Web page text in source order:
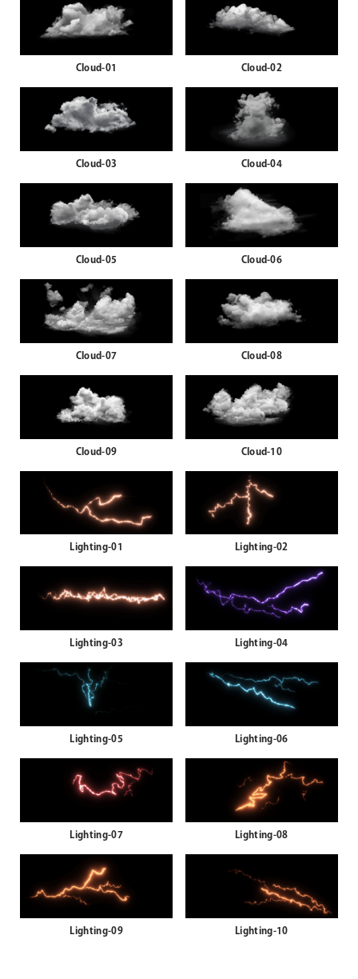
Cloud-01 Cloud-02
Cloud-03 Cloud-04
Cloud-05 Cloud-06
Cloud-07 Cloud-08
Cloud-09 Cloud-10
Lighting-01 Lighting-02
Lighting-03 Lighting-04
Lighting-05 Lighting-06
Lighting-07 Lighting-08
Lighting-09 Lighting-10